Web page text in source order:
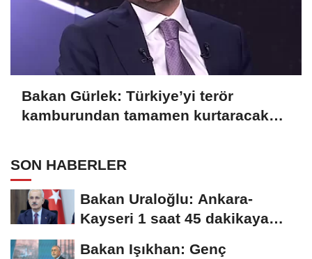
Bakan Gürlek: Türkiye’yi terör
kamburundan tamamen kurtaracak
SON HABERLER
Bakan Uraloğlu: Ankara-
Kayseri 1 saat 45 dakikaya
Bakan Işıkhan: Genç